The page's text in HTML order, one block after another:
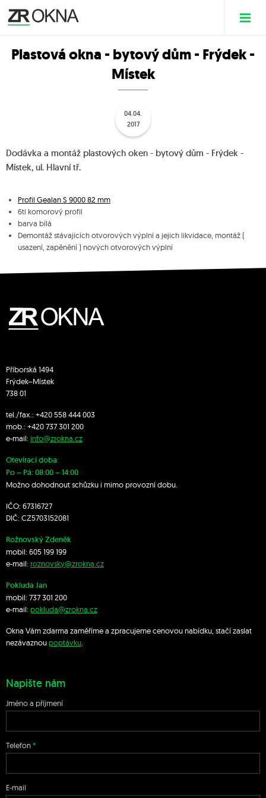
Plastová okna - bytový dům - Frýdek -
Místek
04.04.
2017
Dodávka a montáž plastových oken - bytový dům - Frýdek -
Místek, ul. Hlavní tř.
Profil Gealan S 9000 82 mm
6ti komorový profil
barva bílá
Demontáž stávajících otvorových výplní a jejich likvidace, montáž (
usazení, zapěnění ) nových otvorových výplní
Příborská 1494
Frýdek–Místek
738 01
tel./fax.: +420 558 444 003
mob.: +420 737 301 200
e-mail: info@zrokna.cz
Otevírací doba:
Po – Pá: 08:00 – 14:00
Možno dohodnout schůzku i mimo provozní dobu.
IČO: 67316727
DIČ: CZ5703152081
Rožnovský Zdeněk
mobil: 605 199 199
e-mail: roznovsky@zrokna.cz
Pokluda Jan
mobil: 737 301 200
e-mail: pokluda@zrokna.cz
Okna Vám zdarma zaměříme a zpracujeme cenovou nabídku, stačí zaslat
nezávaznoupoptávku
Napište nám
Jméno a příjmení
Telefon
E-mail